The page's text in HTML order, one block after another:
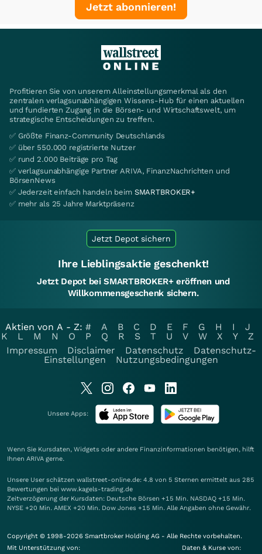
Jetzt abonnieren!
Profitieren Sie von unserem Alleinstellungsmerkmal als den
zentralen verlagsunabhängigen Wissens-Hub für einen aktuellen
und fundierten Zugang in die Börsen- und Wirtschaftswelt, um
strategische Entscheidungen zu treffen.
✅ Größte Finanz-Community Deutschlands
✅ über 550.000 registrierte Nutzer
✅ rund 2.000 Beiträge pro Tag
✅ verlagsunabhängige Partner ARIVA, FinanzNachrichten und
BörsenNews
✅ Jederzeit einfach handeln beim SMARTBROKER+
✅ mehr als 25 Jahre Marktpräsenz
Jetzt Depot sichern
Ihre Lieblingsaktie geschenkt!
Jetzt Depot bei SMARTBROKER+ eröffnen und
Willkommensgeschenk sichern.
Aktien von A - Z: # A B C D E F G H I
J
K
L M N O P Q R S T U V W X Y
Z
Impressum
Disclaimer Datenschutz
Datenschutz-
Einstellungen
Nutzungsbedingungen
Unsere Apps:
Wenn Sie Kursdaten, Widgets oder andere Finanzinformationen benötigen, hilft
Ihnen ARIVA gerne.
Unsere User schätzen wallstreet-online.de: 4.8 von 5 Sternen ermittelt aus 285
Bewertungen bei www.kagels-trading.de
Zeitverzögerung der Kursdaten: Deutsche Börsen +15 Min. NASDAQ +15 Min.
NYSE +20 Min. AMEX +20 Min. Dow Jones +15 Min. Alle Angaben ohne Gewähr.
Copyright © 1998-2026 Smartbroker Holding AG - Alle Rechte vorbehalten.
Mit Unterstützung von:
Daten & Kurse von: